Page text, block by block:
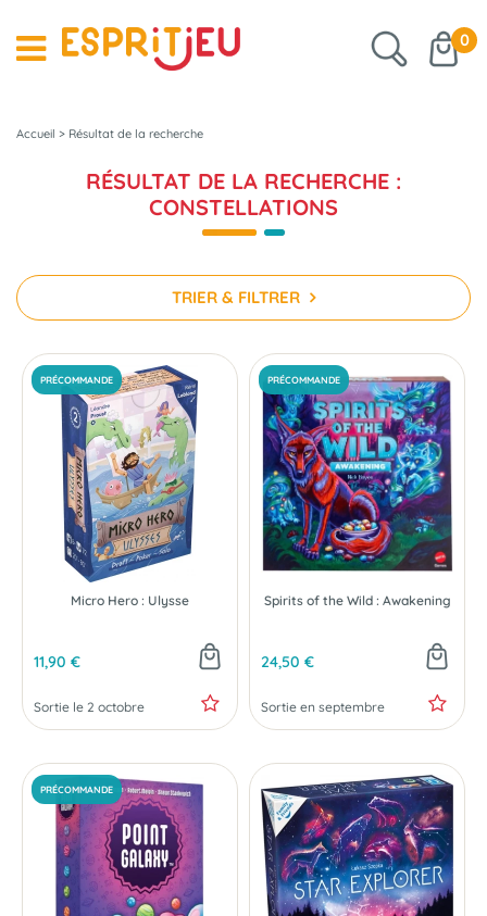
0
Accueil > Résultat de la recherche
RÉSULTAT DE LA RECHERCHE :
CONSTELLATIONS
TRIER & FILTRER
PRÉCOMMANDE
Micro Hero : Ulysse
11,90 €
Sortie le 2 octobre
PRÉCOMMANDE
Spirits of the Wild : Awakening
24,50 €
Sortie en septembre